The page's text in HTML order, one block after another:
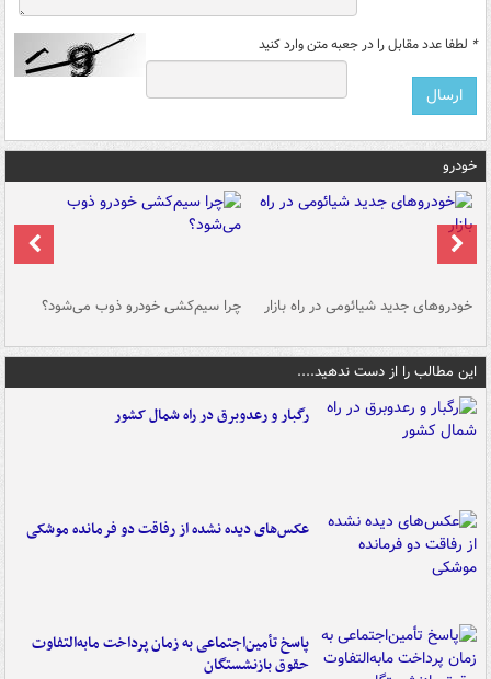
* لطفا عدد مقابل را در جعبه متن وارد کنید
خودرو
خودروهای جدید شیائومی در راه بازار چرا سیم‌کشی خودرو ذوب می‌شود؟
این مطالب را از دست ندهید....
رگبار و رعدوبرق در راه شمال کشور
عکس‌های دیده نشده از رفاقت دو فرمانده‌ موشکی
پاسخ تأمین‌اجتماعی به زمان پرداخت مابه‌التفاوت
حقوق بازنشستگان